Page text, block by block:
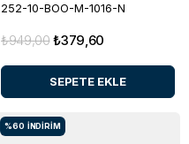
252-10-BOO-M-1016-N
₺379,60
₺949,00
SEPETE EKLE
%60 İNDIRIM